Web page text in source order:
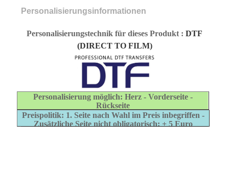
Personalisierungsinformationen
Personalisierungstechnik für dieses Produkt : DTF
(DIRECT TO FILM)
Personalisierung möglich: Herz - Vorderseite -
Rückseite
Preispolitik: 1. Seite nach Wahl im Preis inbegriffen -
Zusätzliche Seite nicht obligatorisch: + 5 Euro